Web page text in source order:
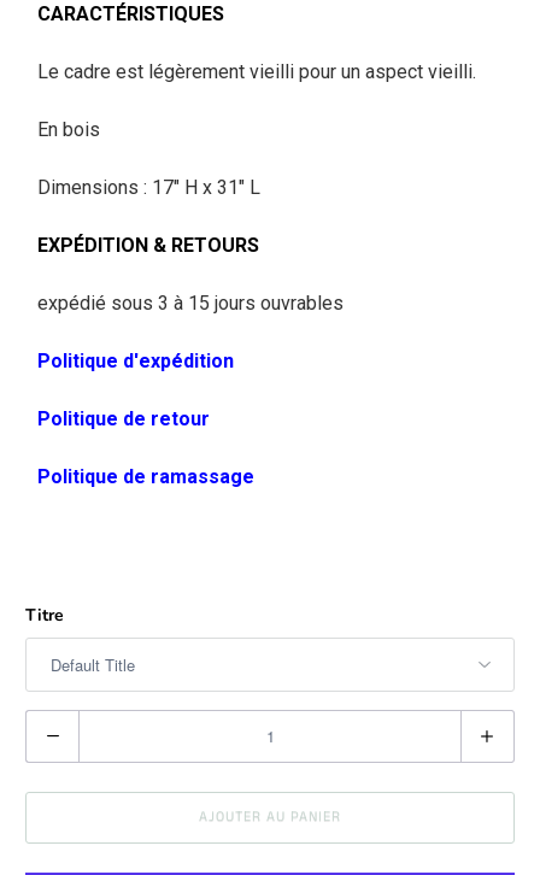
CARACTÉRISTIQUES
Le cadre est légèrement vieilli pour un aspect vieilli.
En bois
Dimensions : 17" H x 31" L
EXPÉDITION & RETOURS
expédié sous 3 à 15 jours ouvrables
Politique d'expédition
Politique de retour
Politique de ramassage
Titre
u
a
AJOUTER AU PANIER